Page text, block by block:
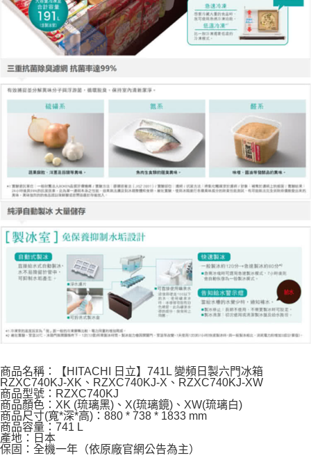
商品名稱：【HITACHI 日立】741L 變頻日製六門冰箱
RZXC740KJ-XK、RZXC740KJ-X、RZXC740KJ-XW
商品型號：RZXC740KJ
商品顏色：XK (琉璃黑)、X(琉璃鏡)、XW(琉璃白)
商品尺寸(寬*深*高)：880 * 738 * 1833 mm
商品容量：741 L
產地：日本
保固：全機一年（依原廠官網公告為主）